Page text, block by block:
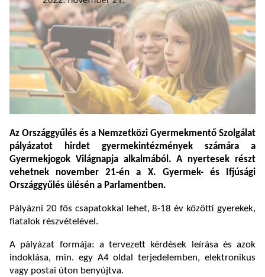
Az Országgyűlés és a Nemzetközi Gyermekmentő Szolgálat
pályázatot hirdet gyermekintézmények számára a
Gyermekjogok Világnapjaalkalmából. A nyertesek részt
vehetnek november 21-én a X. Gyermek- és Ifjúsági
Országgyűlés ülésén a Parlamentben.
Pályázni 20 fős csapatokkal lehet, 8-18 év közötti gyerekek,
fiatalok részvételével.
A pályázat formája: a tervezett kérdések leírása és azok
indoklása, min. egy A4 oldal terjedelemben, elektronikus
vagy postai úton benyújtva.